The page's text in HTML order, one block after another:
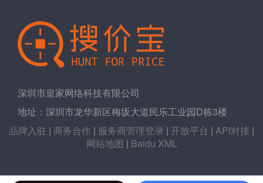
深圳市皇家网络科技有限公司
地址：深圳市龙华新区梅坂大道民乐工业园D栋3楼
品牌入驻 | 商务合作 | 服务商管理登录 | 开放平台 | API对接 |
网站地图 | Baidu XML
版权所有 深圳市皇家网络科技有限公司粤ICP备20026785号